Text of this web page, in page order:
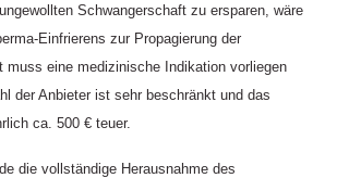
Schwangerschaft zu ersparen, wäre
Einfrierens zur Propagierung der
muss eine medizinische Indikation vorliegen
der Anbieter ist sehr beschränkt und das
ca. 500 € teuer.
die vollständige Herausnahme des